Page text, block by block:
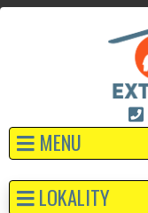
MENU
LOKALITY